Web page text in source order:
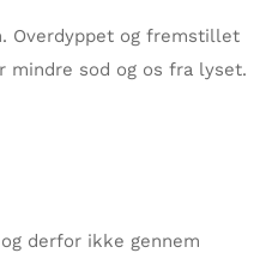
Overdyppet og fremstillet
mindre sod og os fra lyset.
derfor ikke gennem